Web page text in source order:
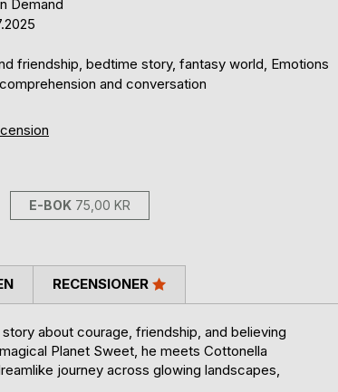
Demand
friendship, bedtime story, fantasy world, Emotions
and conversation
E-BOK 75,00 KR
about courage, friendship, and believing
Planet Sweet, he meets Cottonella
journey across glowing landscapes,
RECENSIONER